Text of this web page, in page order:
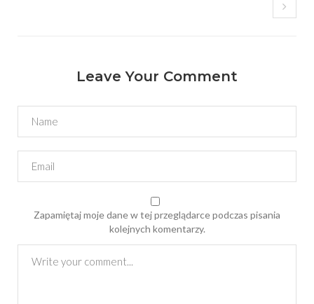
Leave Your Comment
Zapamiętaj moje dane w tej przeglądarce podczas pisania
kolejnych komentarzy.